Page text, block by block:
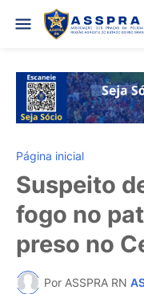
Página inicial
Suspeito
fogo no
preso no
Por ASSPRA RN